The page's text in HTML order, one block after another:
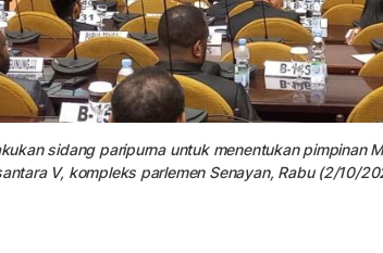
sidang paripurna untuk menentukan pimpinan
V, kompleks parlemen Senayan, Rabu (2/10/